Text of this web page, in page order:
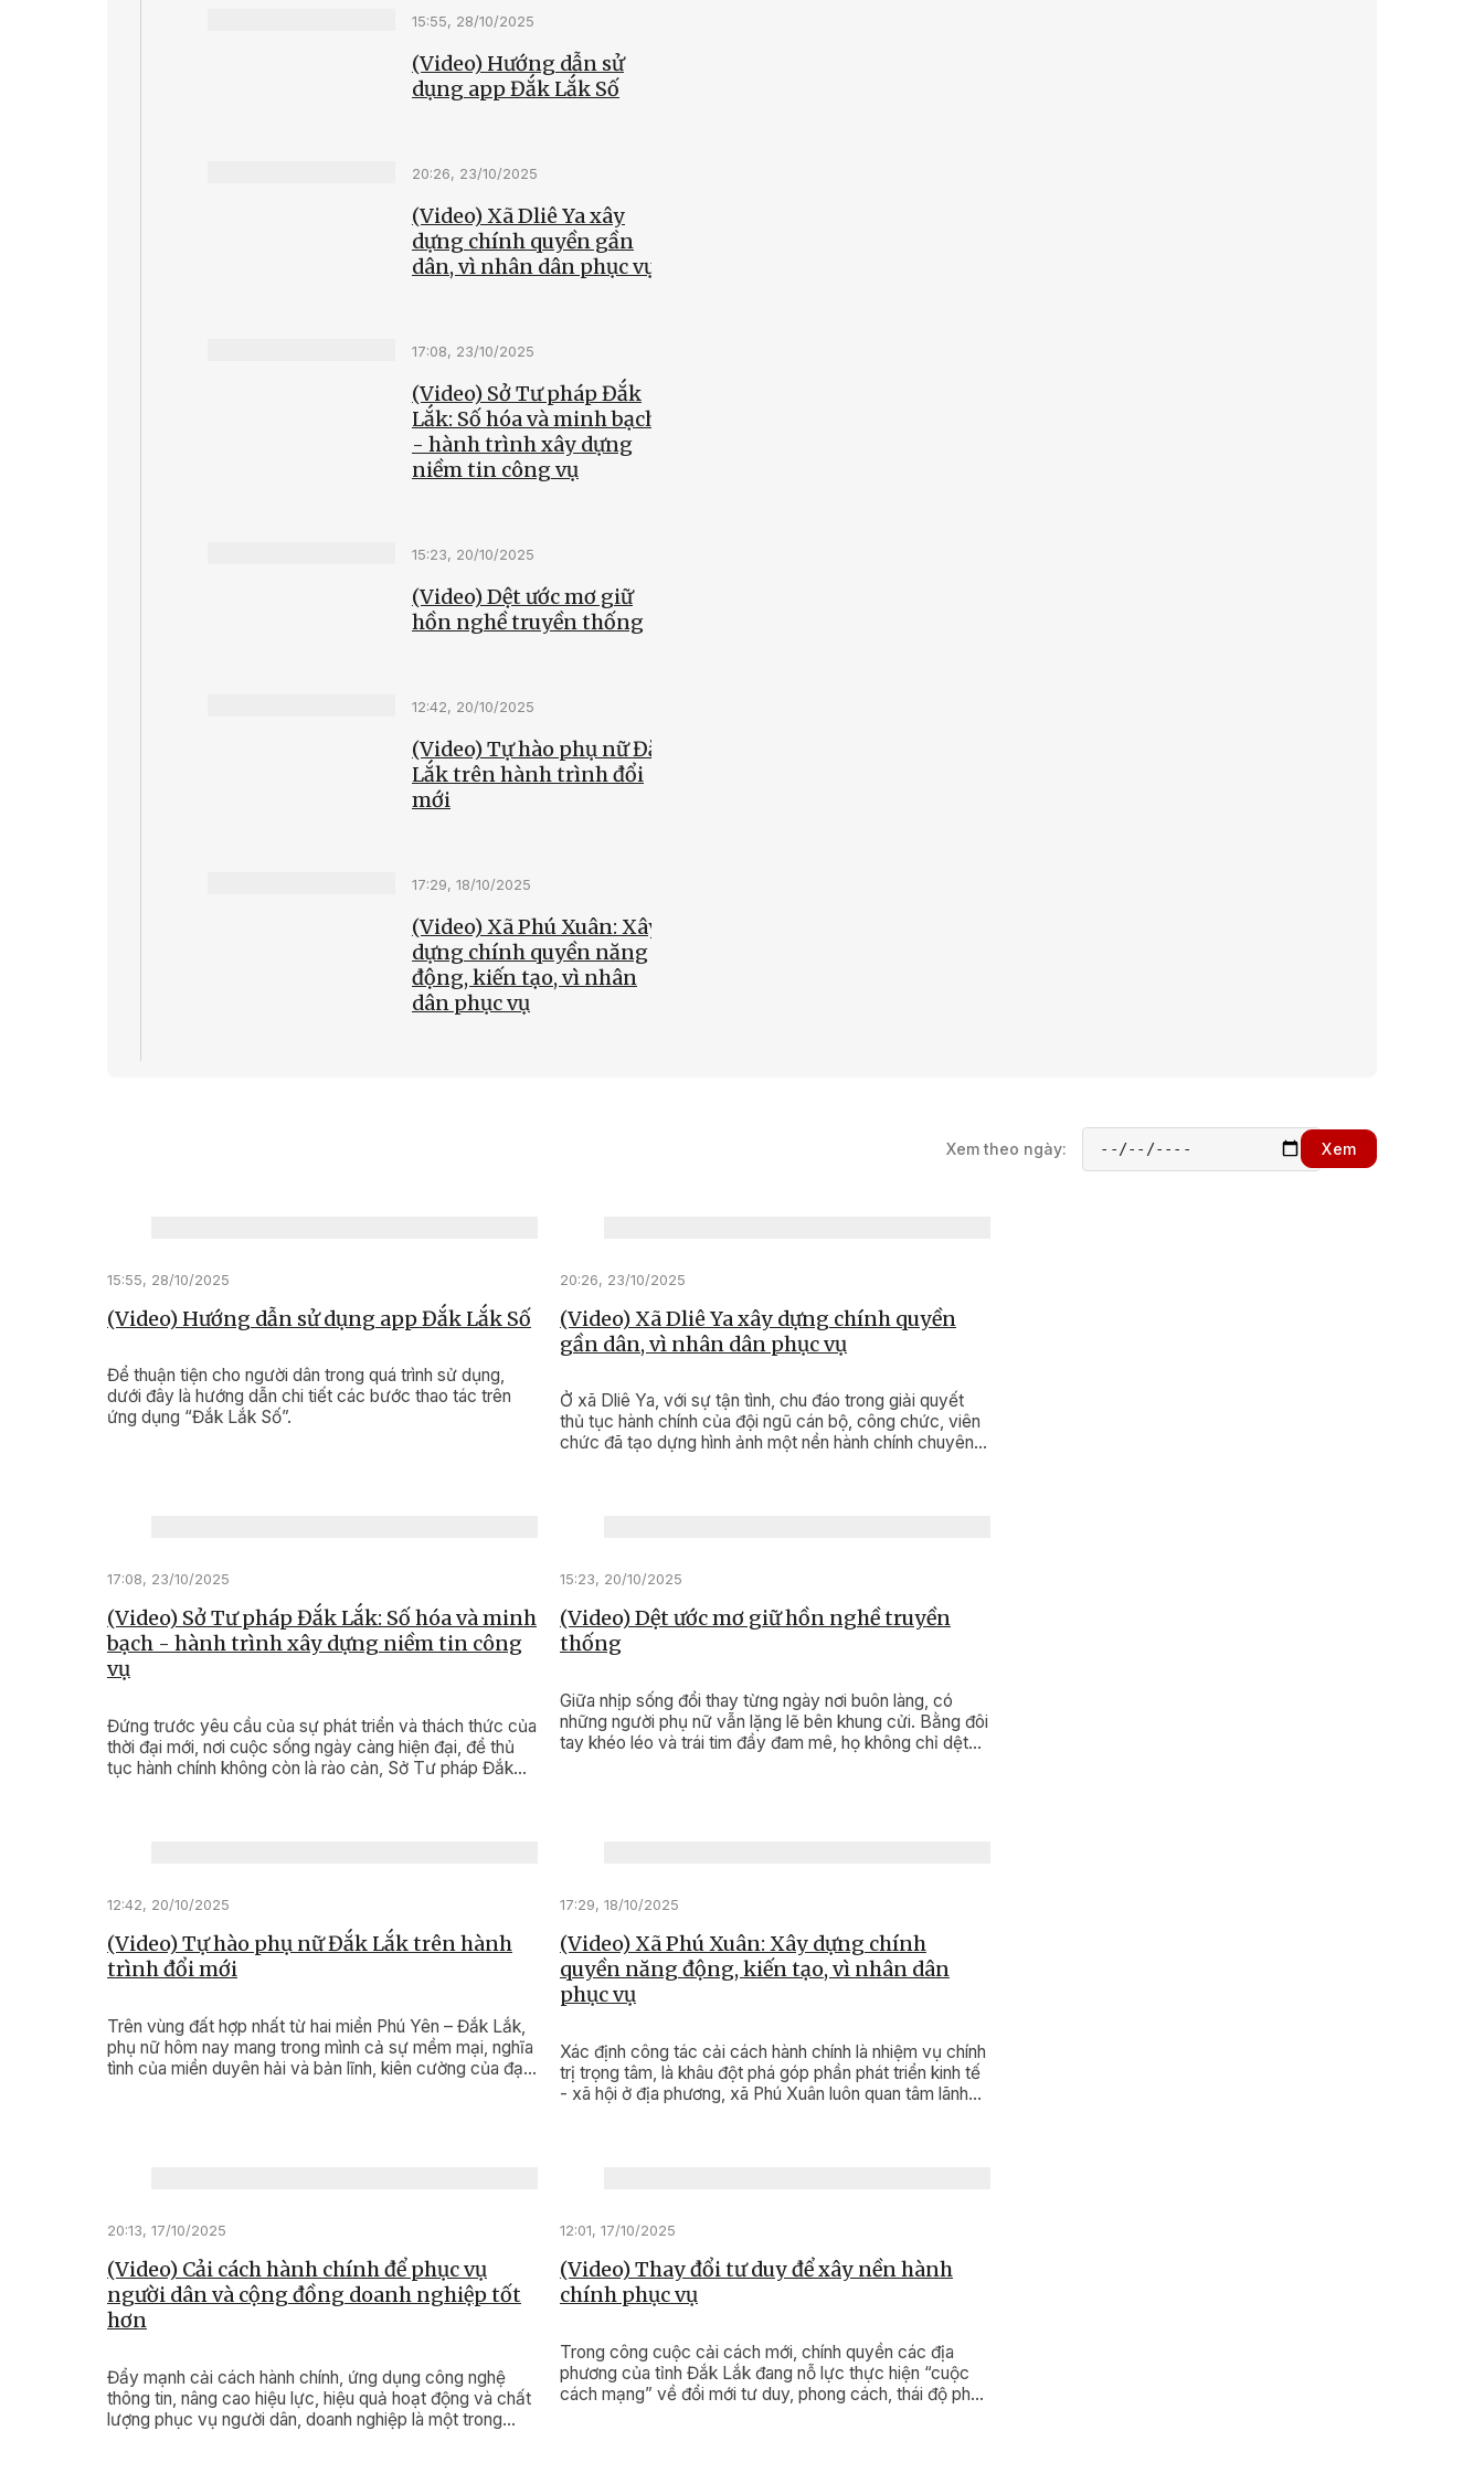
15:55, 28/10/2025
(Video) Hướng dẫn sử
dụng app Đắk Lắk Số
20:26, 23/10/2025
(Video) Xã Dliê Ya xây
dựng chính quyền gần
dân, vì nhân dân phục vụ
17:08, 23/10/2025
(Video) Sở Tư pháp Đắk
Lắk: Số hóa và minh bạch
- hành trình xây dựng
niềm tin công vụ
15:23, 20/10/2025
(Video) Dệt ước mơ giữ
hồn nghề truyền thống
12:42, 20/10/2025
(Video) Tự hào phụ nữ Đắk
Lắk trên hành trình đổi
mới
17:29, 18/10/2025
(Video) Xã Phú Xuân: Xây
dựng chính quyền năng
động, kiến tạo, vì nhân
dân phục vụ
Xem theo ngày: Xem
15:55, 28/10/2025
(Video) Hướng dẫn sử dụng app Đắk Lắk Số
Để thuận tiện cho người dân trong quá trình sử dụng,
dưới đây là hướng dẫn chi tiết các bước thao tác trên
ứng dụng “Đắk Lắk Số”.
20:26, 23/10/2025
(Video) Xã Dliê Ya xây dựng chính quyền
gần dân, vì nhân dân phục vụ
Ở xã Dliê Ya, với sự tận tình, chu đáo trong giải quyết
thủ tục hành chính của đội ngũ cán bộ, công chức, viên
chức đã tạo dựng hình ảnh một nền hành chính chuyên
17:08, 23/10/2025
(Video) Sở Tư pháp Đắk Lắk: Số hóa và minh
bạch - hành trình xây dựng niềm tin công
vụ
Đứng trước yêu cầu của sự phát triển và thách thức của
thời đại mới, nơi cuộc sống ngày càng hiện đại, để thủ
tục hành chính không còn là rào cản, Sở Tư pháp Đắk
15:23, 20/10/2025
(Video) Dệt ước mơ giữ hồn nghề truyền
thống
Giữa nhịp sống đổi thay từng ngày nơi buôn làng, có
những người phụ nữ vẫn lặng lẽ bên khung cửi. Bằng đôi
tay khéo léo và trái tim đầy đam mê, họ không chỉ dệt
12:42, 20/10/2025
(Video) Tự hào phụ nữ Đắk Lắk trên hành
trình đổi mới
Trên vùng đất hợp nhất từ hai miền Phú Yên – Đắk Lắk,
phụ nữ hôm nay mang trong mình cả sự mềm mại, nghĩa
tình của miền duyên hải và bản lĩnh, kiên cường của đại
17:29, 18/10/2025
(Video) Xã Phú Xuân: Xây dựng chính
quyền năng động, kiến tạo, vì nhân dân
phục vụ
Xác định công tác cải cách hành chính là nhiệm vụ chính
trị trọng tâm, là khâu đột phá góp phần phát triển kinh tế
- xã hội ở địa phương, xã Phú Xuân luôn quan tâm lãnh
20:13, 17/10/2025
(Video) Cải cách hành chính để phục vụ
người dân và cộng đồng doanh nghiệp tốt
hơn
Đẩy mạnh cải cách hành chính, ứng dụng công nghệ
thông tin, nâng cao hiệu lực, hiệu quả hoạt động và chất
lượng phục vụ người dân, doanh nghiệp là một trong
12:01, 17/10/2025
(Video) Thay đổi tư duy để xây nền hành
chính phục vụ
Trong công cuộc cải cách mới, chính quyền các địa
phương của tỉnh Đắk Lắk đang nỗ lực thực hiện “cuộc
cách mạng” về đổi mới tư duy, phong cách, thái độ phục